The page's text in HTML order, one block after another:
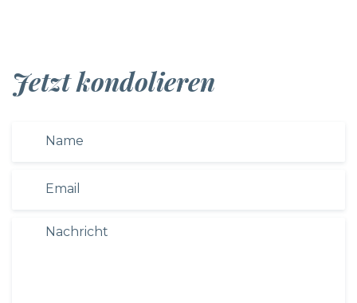
Jetzt kondolieren